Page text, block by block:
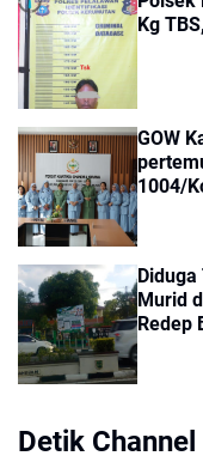
Kg
GOW
1004/
Murid
Redep
Detik Channel